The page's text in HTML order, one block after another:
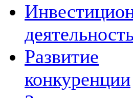
Развитие
конкуренции